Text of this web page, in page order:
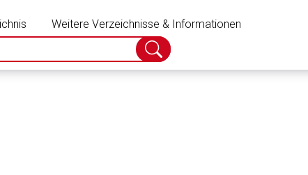
Weitere Verzeichnisse & Informationen
Suche
abschicken